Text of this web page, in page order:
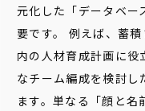
元化した「データベー
要です。 例えば、蓄
内の人材育成計画に役
なチーム編成を検討し
ます。単なる「顔と名